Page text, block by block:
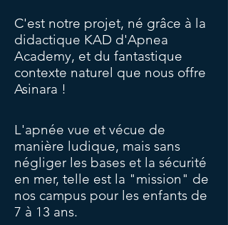
C'est notre projet, né grâce à la
didactique KAD d'Apnea
Academy, et du fantastique
contexte naturel que nous offre
Asinara !
L'apnée vue et vécue de
manière ludique, mais sans
négliger les bases et la sécurité
en mer, telle est la "mission" de
nos campus pour les enfants de
7 à 13 ans.